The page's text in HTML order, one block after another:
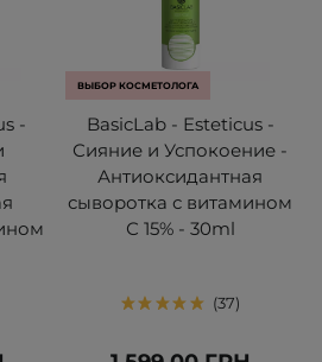
-
ВЫБОР КОСМЕТОЛОГА
BasicLab - Esteticus -
Сияние и Успокоение -
Антиоксидантная
сыворотка с витамином
С 15% - 30ml
37